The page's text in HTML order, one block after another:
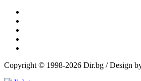
Copyright © 1998-2026 Dir.bg / Design